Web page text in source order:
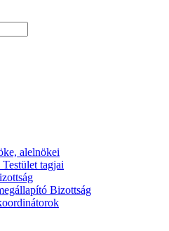
alelnökei
tagjai
Bizottság